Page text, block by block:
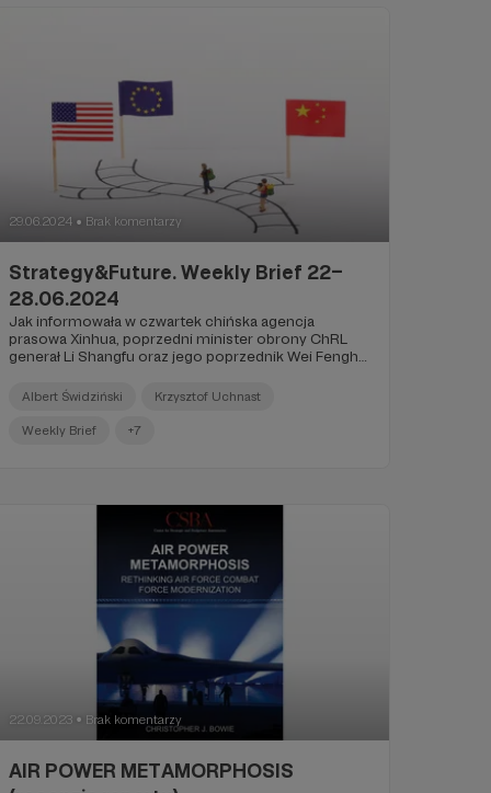
29.06.2024 ● Brak komentarzy
Strategy&Future. Weekly Brief 22–
28.06.2024
Jak informowała w czwartek chińska agencja
prasowa Xinhua, poprzedni minister obrony ChRL
generał Li Shangfu oraz jego poprzednik Wei Fenghe
postawieni w stan oskarżenia w związku z zarzutami
Albert Świdziński Krzysztof Uchnast
Weekly Brief +7
22.09.2023 ● Brak komentarzy
AIR POWER METAMORPHOSIS